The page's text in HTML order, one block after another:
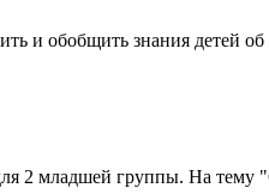
и обобщить знания детей
2 младшей группы. На